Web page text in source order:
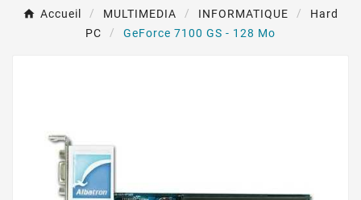
Accueil MULTIMEDIA INFORMATIQUE
Hard
PC
GeForce 7100 GS - 128 Mo